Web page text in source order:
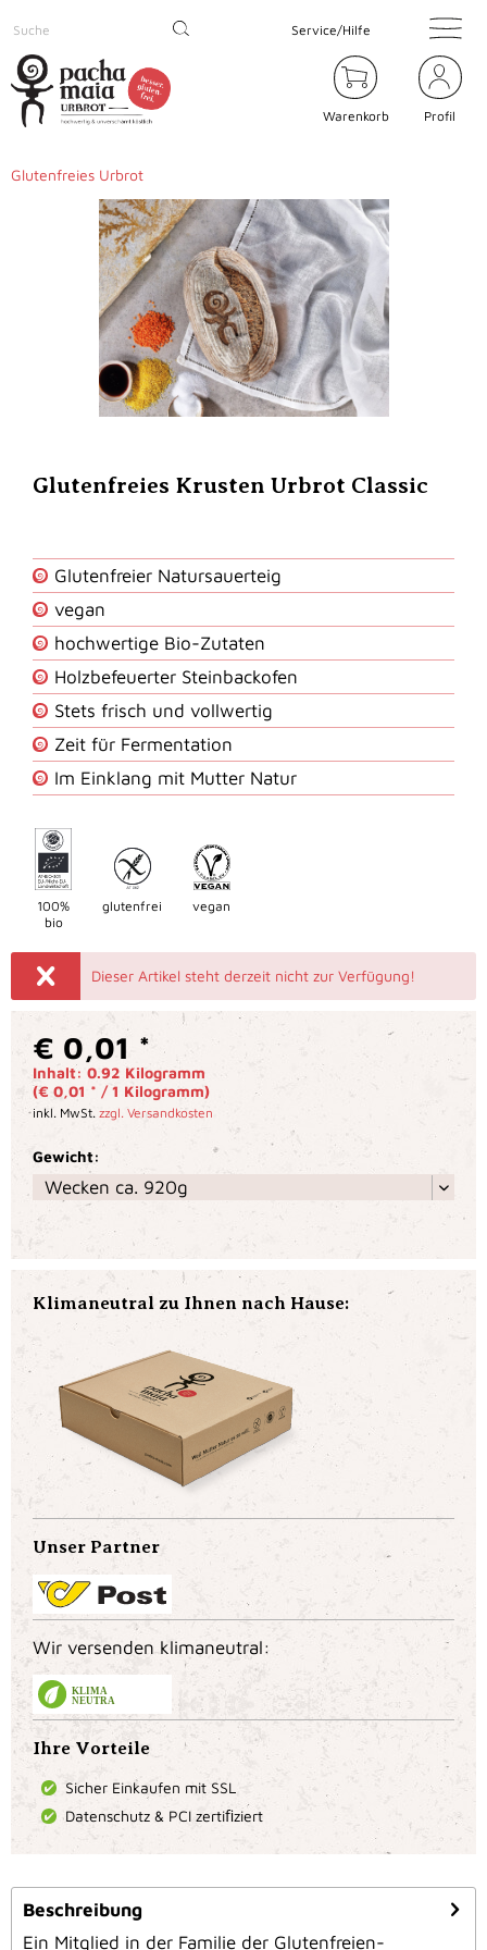
Service/Hilfe
Warenkorb Profil
Glutenfreies Urbrot
Glutenfreies Krusten Urbrot Classic
Glutenfreier Natursauerteig
vegan
hochwertige Bio-Zutaten
Holzbefeuerter Steinbackofen
Stets frisch und vollwertig
Zeit für Fermentation
Im Einklang mit Mutter Natur
100%
bio
glutenfrei vegan
Dieser Artikel steht derzeit nicht zur Verfügung!
€ 0,01 *
Inhalt: 0.92 Kilogramm
(€ 0,01 * / 1 Kilogramm)
inkl. MwSt. zzgl. Versandkosten
Gewicht:
Klimaneutral zu Ihnen nach Hause:
Unser Partner
Wir versenden klimaneutral:
KLIMA
NEUTRAL
Ihre Vorteile
Sicher Einkaufen mit SSL
Datenschutz & PCI zertiﬁziert
Beschreibung
Ein Mitglied in der Familie der Glutenfreien-